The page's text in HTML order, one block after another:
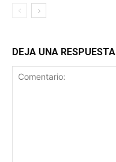
DEJA UNA RESPUESTA